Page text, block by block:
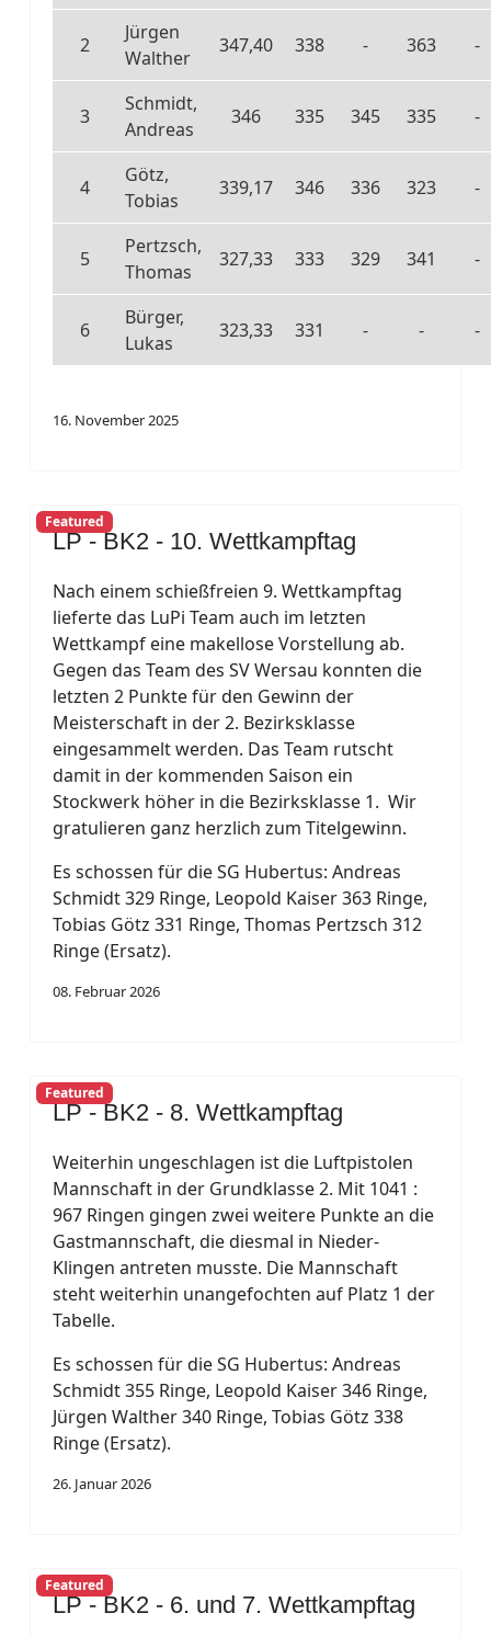
2
Jürgen
Walther
347,40 338 - 363 -
3
Schmidt,
Andreas
346 335 345 335 -
4
Götz,
Tobias
339,17 346 336 323 -
5
Pertzsch,
Thomas
327,33 333 329 341 -
6
Bürger,
Lukas
323,33 331 - - -
16. November 2025
Featured
LP - BK2 - 10. Wettkampftag
Nach einem schießfreien 9. Wettkampftag
lieferte das LuPi Team auch im letzten
Wettkampf eine makellose Vorstellung ab.
Gegen das Team des SV Wersau konnten die
letzten 2 Punkte für den Gewinn der
Meisterschaft in der 2. Bezirksklasse
eingesammelt werden. Das Team rutscht
damit in der kommenden Saison ein
Stockwerk höher in die Bezirksklasse 1. Wir
gratulieren ganz herzlich zum Titelgewinn.
Es schossen für die SG Hubertus: Andreas
Schmidt 329 Ringe, Leopold Kaiser 363 Ringe,
Tobias Götz 331 Ringe, Thomas Pertzsch 312
Ringe (Ersatz).
08. Februar 2026
Featured
LP - BK2 - 8. Wettkampftag
Weiterhin ungeschlagen ist die Luftpistolen
Mannschaft in der Grundklasse 2. Mit 1041 :
967 Ringen gingen zwei weitere Punkte an die
Gastmannschaft, die diesmal in Nieder-
Klingen antreten musste. Die Mannschaft
steht weiterhin unangefochten auf Platz 1 der
Tabelle.
Es schossen für die SG Hubertus: Andreas
Schmidt 355 Ringe, Leopold Kaiser 346 Ringe,
Jürgen Walther 340 Ringe, Tobias Götz 338
Ringe (Ersatz).
26. Januar 2026
Featured
LP - BK2 - 6. und 7. Wettkampftag